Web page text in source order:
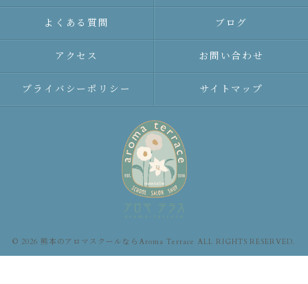
よくある質問 ブログ
アクセス お問い合わせ
プライバシーポリシー サイトマップ
© 2026 熊本のアロマスクールならAroma Terrace ALL RIGHTS RESERVED.